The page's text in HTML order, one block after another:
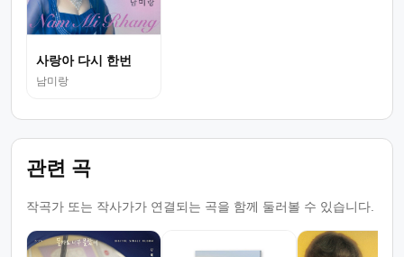
사랑아 다시 한번
남미랑
관련 곡
작곡가 또는 작사가가 연결되는 곡을 함께 둘러볼 수 있습니다.